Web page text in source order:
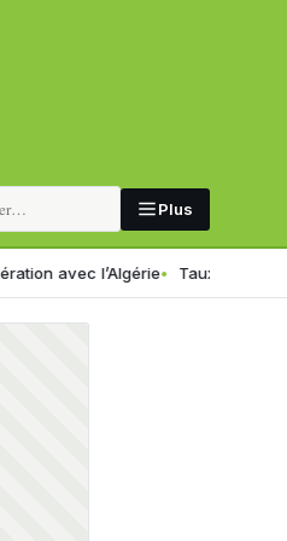
Plus
l’Algérie Taux de change en